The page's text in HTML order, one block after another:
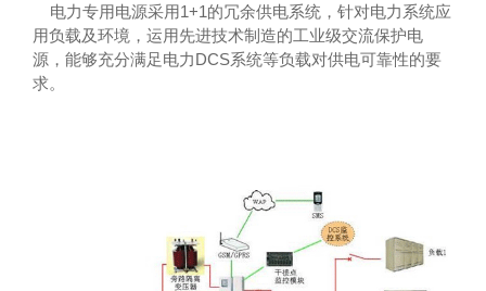
电力专用电源采用1+1的冗余供电系统，针对电力系统应
用负载及环境，运用先进技术制造的工业级交流保护电
源，能够充分满足电力DCS系统等负载对供电可靠性的要
求。